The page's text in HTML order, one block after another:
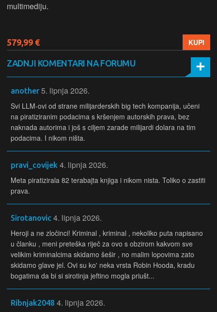
multimediju.
579,99 € KUPI
ZADNJI KOMENTARI NA FORUMU
another 5. lipnja 2026.
Svi LLM-ovi od strane milijarderskih big tech kompanija, učeni
na piratiziranim podacima s kršenjem autorskih prava, bez
naknada autorima i još s ciljem zarade milijardi dolara na tim
podacima. I nikom ništa.
pravi_covijek 4. lipnja 2026.
Meta piratizirala 82 terabajta knjiga i nikom nista. Toliko o zastiti
prava.
Sirotanovic 4. lipnja 2026.
Heroji a ne zločinci! Kriminal , kriminal , nekoliko puta napisano
u članku , meni preteška riječ za ovo s obzirom kakvom sve
velikim kriminalcima skidamo šešir , no malim lopovima zato
skidamo glave jel. Ovi su ko' neka vrsta Robin Hooda, kradu
bogatima da bi si sirotinja jeftino mogla priušt...
Ribnjak2048 4. lipnja 2026.